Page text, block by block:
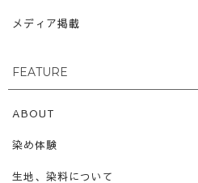
メディア掲載
FEATURE
ABOUT
染め体験
生地、染料について